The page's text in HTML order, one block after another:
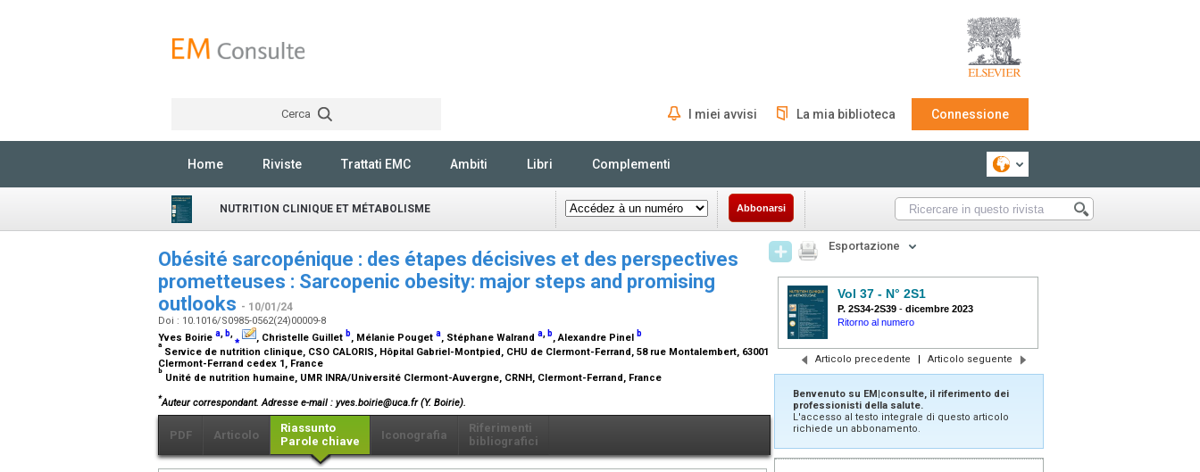
Cerca I miei avvisi La mia biblioteca Connessione
Home Riviste Trattati EMC Ambiti Libri Complementi
NUTRITION CLINIQUE ET MÉTABOLISME Abbonarsi
Obésité sarcopénique : des étapes décisives et des perspectives
prometteuses : Sarcopenic obesity: major steps and promising
outlooks - 10/01/24
Doi : 10.1016/S0985-0562(24)00009-8
Yves Boirie a, b,⁎ , Christelle Guillet b, Mélanie Pouget a, Stéphane Walrand a, b, Alexandre Pinel b
a
Service de nutrition clinique, CSO CALORIS, Hôpital Gabriel-Montpied, CHU de Clermont-Ferrand, 58 rue Montalembert, 63001
Clermont-Ferrand cedex 1, France
b
Unité de nutrition humaine, UMR INRA/Université Clermont-Auvergne, CRNH, Clermont-Ferrand, France
*Auteur correspondant.Adresse e-mail : yves.boirie@uca.fr (Y. Boirie).
PDF Articolo
Riassunto
Parole chiave
Iconografia
Riferimenti
bibliografici
Esportazione
Vol 37 - N° 2S1
P. 2S34-2S39 - dicembre 2023
Ritorno al numero
Articolo precedente | Articolo seguente
Benvenuto su EM|consulte, il riferimento dei
professionisti della salute.
L'accesso al testo integrale di questo articolo
richiede un abbonamento.